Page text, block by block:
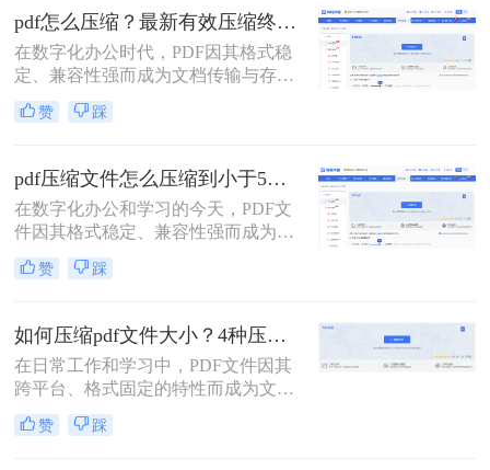
可读的前提下将文件体积缩小到原来
的10%~50%。
pdf怎么压缩？最新有效压缩终极指南！
在数字化办公时代，PDF因其格式稳
定、兼容性强而成为文档传输与存档
的首选。然而，高分辨率图片、嵌入
字体和多媒体内容也使得PDF文件体
送、云端存储和即时分享带来了巨大
困扰。如何高效、无损（或视觉无
损）地压缩PDF，成为一个普遍需
求。那么pdf怎么压缩呢？
赞 踩
pdf压缩文件怎么压缩到小于5M？4种压缩方法终极指南！
在数字化办公和学习的今天，PDF文
件因其格式稳定、兼容性强而成为我
们日常传输文档的首选。然而，我们
常常会遇到一个令人头疼的问题：一
清图片、复杂图表或嵌入字体而体积
庞大，动辄几十兆甚至上百兆。无论
是通过电子邮件发送（通常有附件大
小限制）、上传至学习平台还是提交
至企业系统，文件大小限制（如常见
的5MB）往往是一道难以逾越的关
赞 踩
如何压缩pdf文件大小？4种压缩方法详解！
在日常工作和学习中，PDF文件因其
跨平台、格式固定的特性而成为文档
交换的首选格式。然而，过大的PDF
文件常常带来诸多不便，无论是通过
赞 踩